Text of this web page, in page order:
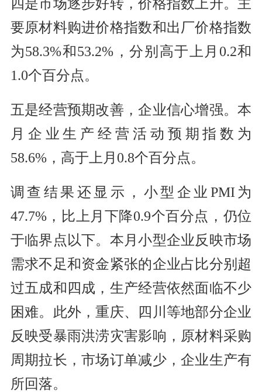
四是市场逐步好转，价格指数上升。主
要原材料购进价格指数和出厂价格指数
为58.3%和53.2%，分别高于上月0.2和
1.0个百分点。
五是经营预期改善，企业信心增强。本
月企业生产经营活动预期指数为
58.6%，高于上月0.8个百分点。
调查结果还显示，小型企业PMI为
47.7%，比上月下降0.9个百分点，仍位
于临界点以下。本月小型企业反映市场
需求不足和资金紧张的企业占比分别超
过五成和四成，生产经营依然面临不少
困难。此外，重庆、四川等地部分企业
反映受暴雨洪涝灾害影响，原材料采购
周期拉长，市场订单减少，企业生产有
所回落。